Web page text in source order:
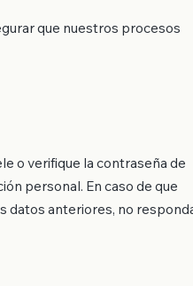
que nuestros procesos
o verifique la contraseña de
personal. En caso de que
datos anteriores, no